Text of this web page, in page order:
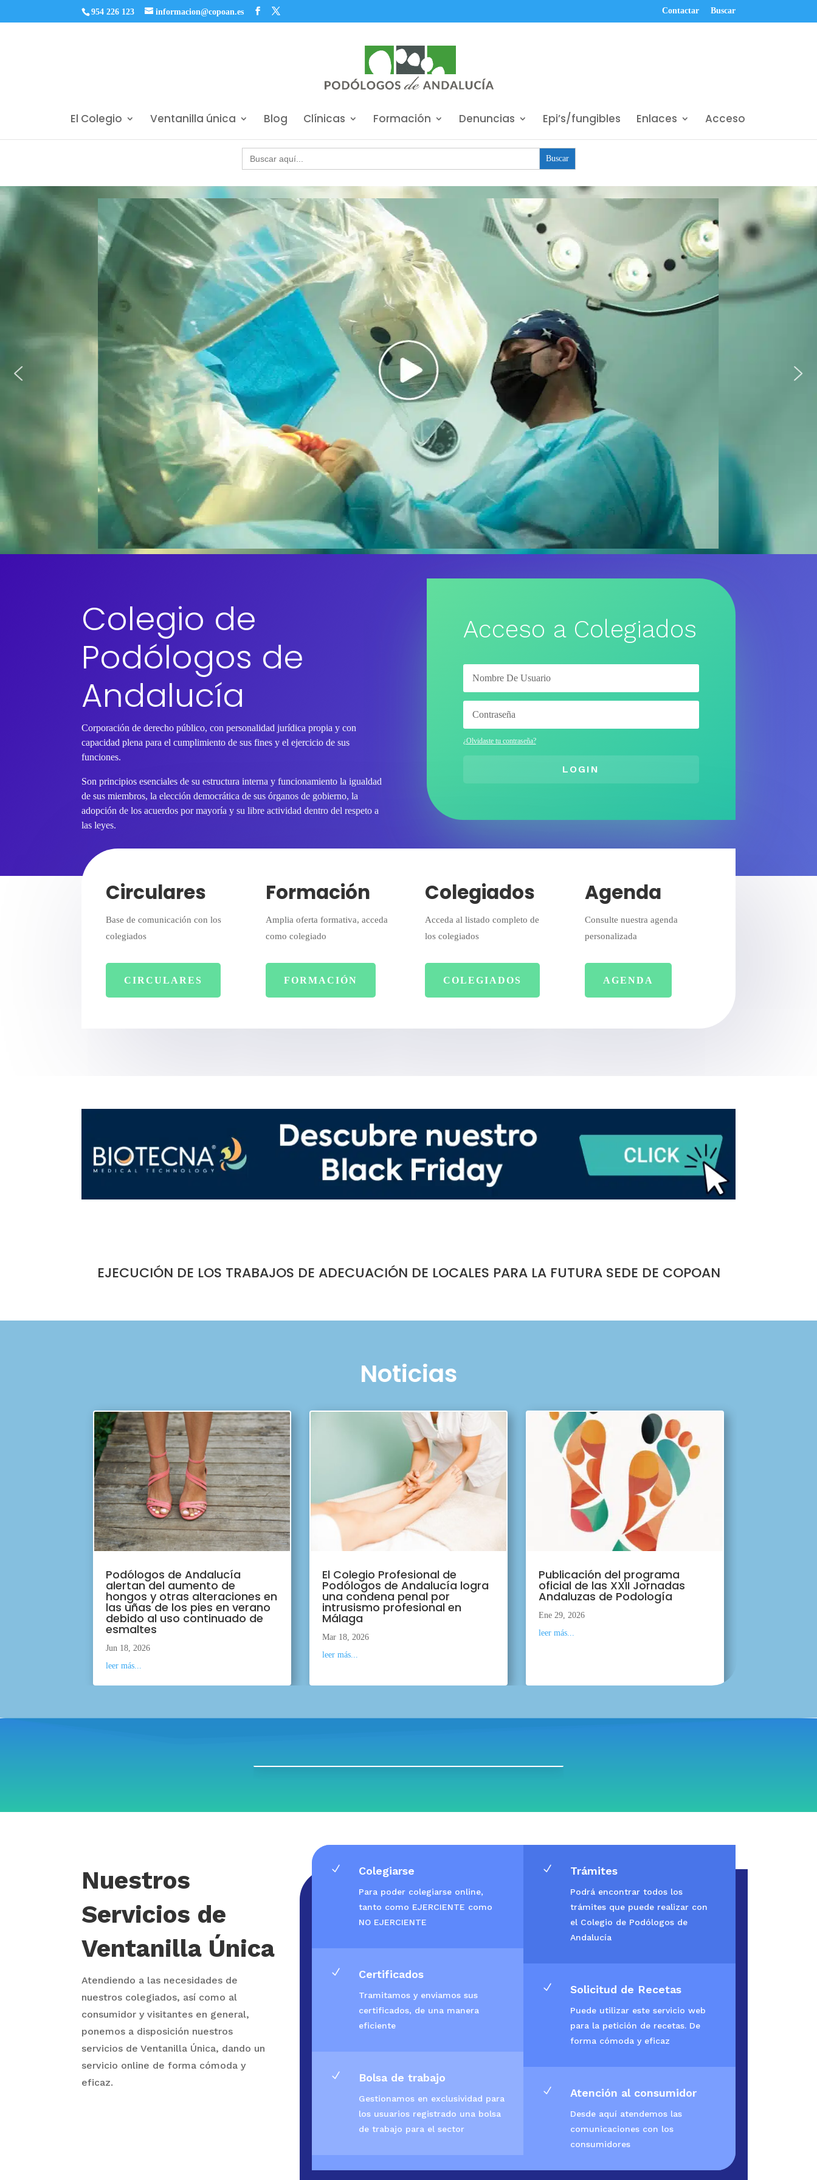
954 226 123 informacion@copoan.es Contactar Buscar
El Colegio Ventanilla única Blog Clínicas Formación Denuncias Epi’s/fungibles Enlaces Acceso
Buscar:
Colegio de
Podólogos de
Andalucía
Corporación de derecho público, con personalidad jurídica propia y con
capacidad plena para el cumplimiento de sus fines y el ejercicio de sus
funciones.
Son principios esenciales de su estructura interna y funcionamiento la igualdad
de sus miembros, la elección democrática de sus órganos de gobierno, la
adopción de los acuerdos por mayoría y su libre actividad dentro del respeto a
las leyes.
Acceso a Colegiados
¿Olvidaste tu contraseña?
LOGIN
Circulares
Base de comunicación con los
colegiados
CIRCULARES
Formación
Amplia oferta formativa, acceda
como colegiado
FORMACIÓN
Colegiados
Acceda al listado completo de
los colegiados
COLEGIADOS
Agenda
Consulte nuestra agenda
personalizada
AGENDA
EJECUCIÓN DE LOS TRABAJOS DE ADECUACIÓN DE LOCALES PARA LA FUTURA SEDE DE COPOAN
Noticias
Podólogos de Andalucía
alertan del aumento de
hongos y otras alteraciones en
las uñas de los pies en verano
debido al uso continuado de
esmaltes
Jun 18, 2026
leer más...
El Colegio Profesional de
Podólogos de Andalucía logra
una condena penal por
intrusismo profesional en
Málaga
Mar 18, 2026
leer más...
Publicación del programa
oficial de las XXII Jornadas
Andaluzas de Podología
Ene 29, 2026
leer más...
Nuestros
Servicios de
Ventanilla Única
Atendiendo a las necesidades de
nuestros colegiados, así como al
consumidor y visitantes en general,
ponemos a disposición nuestros
servicios de Ventanilla Única, dando un
servicio online de forma cómoda y
eficaz.
N Colegiarse
Para poder colegiarse online,
tanto como EJERCIENTE como
NO EJERCIENTE
N Certificados
Tramitamos y enviamos sus
certificados, de una manera
eficiente
N Bolsa de trabajo
Gestionamos en exclusividad para
los usuarios registrado una bolsa
de trabajo para el sector
N Trámites
Podrá encontrar todos los
trámites que puede realizar con
el Colegio de Podólogos de
Andalucía
N Solicitud de Recetas
Puede utilizar este servicio web
para la petición de recetas. De
forma cómoda y eficaz
N Atención al consumidor
Desde aquí atendemos las
comunicaciones con los
consumidores